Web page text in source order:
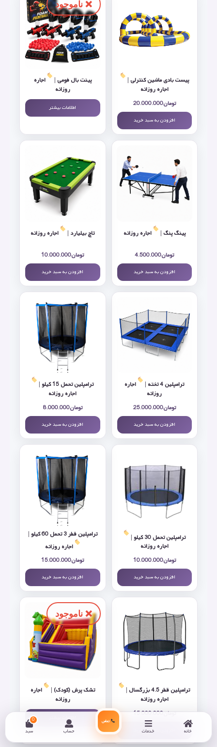
خانه خدمات
تماس
حساب سبد
0
پیست بادی ماشین کنترلی |
اجاره روزانه
تومان20.000.000
افزودن به سبد خرید
پینت بال فومی |
اجاره
روزانه
اطلاعات بیشتر
پینگ پنگ | اجاره روزانه
تومان4.500.000
افزودن به سبد خرید
تاچ بیلیارد | اجاره روزانه
تومان10.000.000
افزودن به سبد خرید
ترامپلین 4 تخته |
اجاره
روزانه
تومان25.000.000
افزودن به سبد خرید
ترامپلین تحمل 15 کیلو |
اجاره روزانه
تومان8.000.000
افزودن به سبد خرید
ترامپلین تحمل 30 کیلو |
اجاره روزانه
تومان10.000.000
افزودن به سبد خرید
ترامپلین قطر 3 تحمل 60 کیلو |
اجاره روزانه
تومان15.000.000
افزودن به سبد خرید
ترامپلین قطر 4.5 بزرگسال |
اجاره روزانه
تومان15.000.000
افزودن به سبد خرید
تشک پرش (کودک) |
اجاره
روزانه
اطلاعات بیشتر